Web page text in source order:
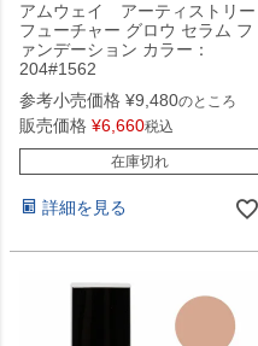
アムウェイ アーティストリー
フューチャー グロウ セラム フ
ァンデーション カラー：
204#1562
参考小売価格 ¥9,480のところ
販売価格 ¥6,660税込
在庫切れ
詳細を見る